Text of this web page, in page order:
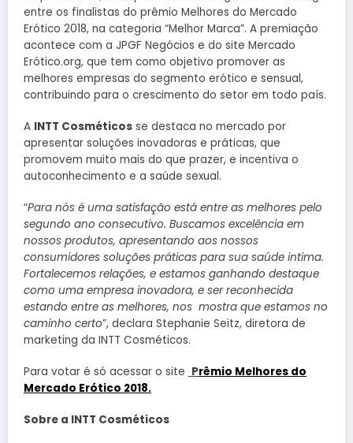
entre os finalistas do prêmio Melhores do Mercado
Erótico 2018, na categoria “Melhor Marca”. A premiação
acontece com a JPGF Negócios e do site Mercado
Erótico.org, que tem como objetivo promover as
melhores empresas do segmento erótico e sensual,
contribuindo para o crescimento do setor em todo país.
A INTT Cosméticos se destaca no mercado por
apresentar soluções inovadoras e práticas, que
promovem muito mais do que prazer, e incentiva o
autoconhecimento e a saúde sexual.
“Para nós é uma satisfação está entre as melhores pelo
segundo ano consecutivo. Buscamos excelência em
nossos produtos, apresentando aos nossos
consumidores soluções práticas para sua saúde intima.
Fortalecemos relações, e estamos ganhando destaque
como uma empresa inovadora, e ser reconhecida
estando entre as melhores, nos mostra que estamos no
caminho certo”, declara Stephanie Seitz, diretora de
marketing da INTT Cosméticos.
Para votar é só acessar o site Prêmio Melhores do
Mercado Erótico 2018.
Sobre a INTT Cosméticos